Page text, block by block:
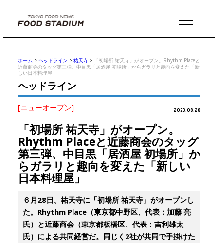
MENU
ホーム > ヘッドライン > 祐天寺>
「初場所 祐天寺」がオープン。Rhythm Placeと
近藤商会のタッグ第三弾、中目黒「居酒屋 初場所」からガラリと趣向を変えた「新
しい日本料理屋」
ヘッドライン
[ニューオープン] 2023.08.28
「初場所 祐天寺」がオープン。
Rhythm Placeと近藤商会のタッグ
第三弾、中目黒「居酒屋 初場所」か
らガラリと趣向を変えた「新しい
日本料理屋」
６月28日、祐天寺に「初場所 祐天寺」がオープンし
た。Rhythm Place（東京都中野区、代表：加藤 亮
氏）と近藤商会（東京都板橋区、代表：吉利雄太
氏）による共同経営だ。同じく2社が共同で手掛けた